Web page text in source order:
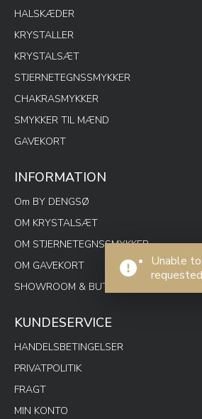
Unable
HALSKÆDER
KRYSTALLER
KRYSTALSÆT
STJERNETEGNSSMYKKER
CHAKRASMYKKER
SMYKKER TIL MÆND
GAVEKORT
INFORMATION
Om BY DENGSØ
OM KRYSTALSÆT
OM STJERNETEGNSSMYKKER
OM GAVEKORT
SHOWROOM & BUTIK SPOTON
KUNDESERVICE
HANDELSBETINGELSER
PRIVATPOLITIK
FRAGT
MIN KONTO